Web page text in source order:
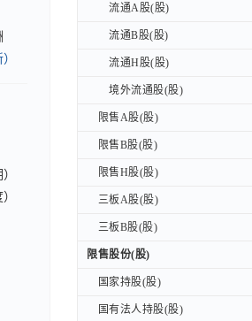
流通A股(股)
流通B股(股)
流通H股(股)
境外流通股(股)
限售A股(股)
限售B股(股)
限售H股(股)
三板A股(股)
三板B股(股)
限售股份(股)
国家持股(股)
国有法人持股(股)
流通A股(股)
流通B股(股)
流通H股(股)
境外流通股(股)
限售A股(股)
限售B股(股)
限售H股(股)
三板A股(股)
三板B股(股)
限售股份(股)
国家持股(股)
国有法人持股(股)